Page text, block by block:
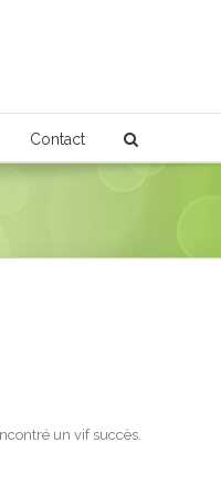
Contact
un vif succès.